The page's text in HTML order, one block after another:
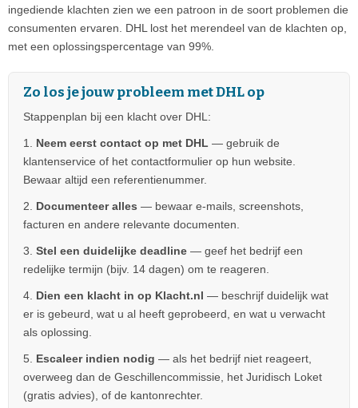
ingediende klachten zien we een patroon in de soort problemen die
consumenten ervaren. DHL lost het merendeel van de klachten op,
met een oplossingspercentage van 99%.
Zo los je jouw probleem met DHL op
Stappenplan bij een klacht over DHL:
1. Neem eerst contact op met DHL — gebruik de
klantenservice of het contactformulier op hun website.
Bewaar altijd een referentienummer.
2. Documenteer alles — bewaar e-mails, screenshots,
facturen en andere relevante documenten.
3. Stel een duidelijke deadline — geef het bedrijf een
redelijke termijn (bijv. 14 dagen) om te reageren.
4. Dien een klacht in op Klacht.nl — beschrijf duidelijk wat
er is gebeurd, wat u al heeft geprobeerd, en wat u verwacht
als oplossing.
5. Escaleer indien nodig — als het bedrijf niet reageert,
overweeg dan de Geschillencommissie, het Juridisch Loket
(gratis advies), of de kantonrechter.